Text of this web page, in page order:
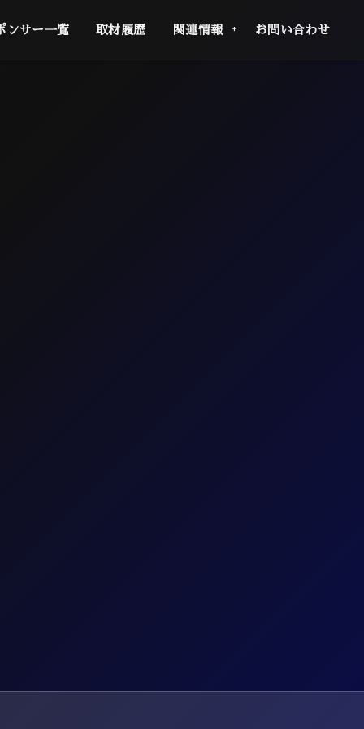
ンサー一覧 取材履歴 関連情報 お問い合わせ